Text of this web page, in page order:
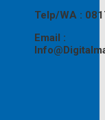
Telp/WA :
Email :